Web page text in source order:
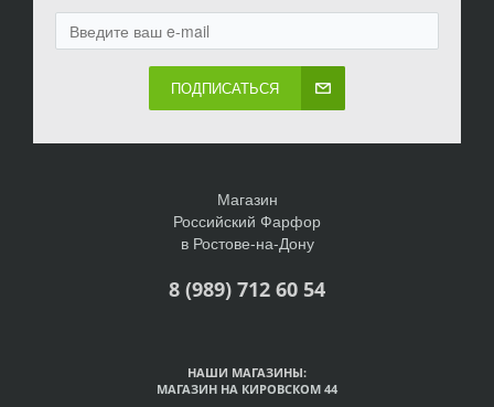
ПОДПИСАТЬСЯ
Магазин
Российский Фарфор
в Ростове-на-Дону
8 (989) 712 60 54
НАШИ МАГАЗИНЫ:
МАГАЗИН НА КИРОВСКОМ 44